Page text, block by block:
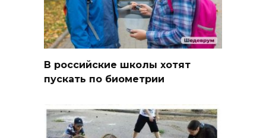
В российские школы хотят
пускать по биометрии